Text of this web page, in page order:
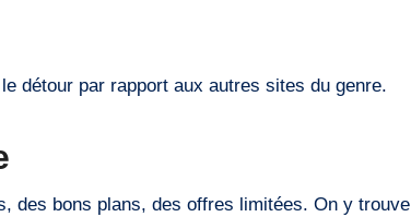
détour par rapport aux autres sites du genre.
des bons plans, des offres limitées. On y trouve